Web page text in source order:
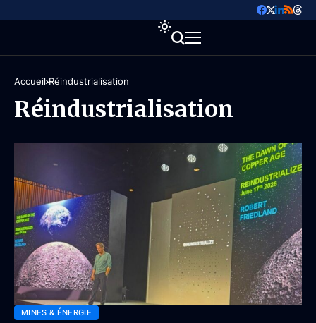
Accueil Réindustrialisation
Réindustrialisation
MINES & ÉNERGIE